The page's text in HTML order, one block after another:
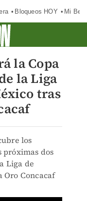
Bloqueos HOY Mi
la Copa
la Liga
tras
los
próximas dos
Liga de
Oro Concacaf